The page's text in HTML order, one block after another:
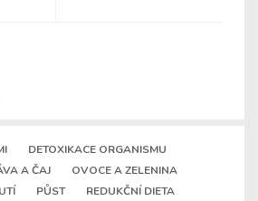
DETOXIKACE ORGANISMU
A ČAJ
OVOCE A ZELENINA
PŮST
REDUKČNÍ DIETA